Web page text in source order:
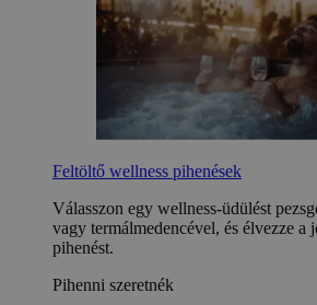
Feltöltő wellness pihenések
Válasszon egy wellness-üdülést
vagy termálmedencével, és élvezze a
pihenést.
Pihenni szeretnék